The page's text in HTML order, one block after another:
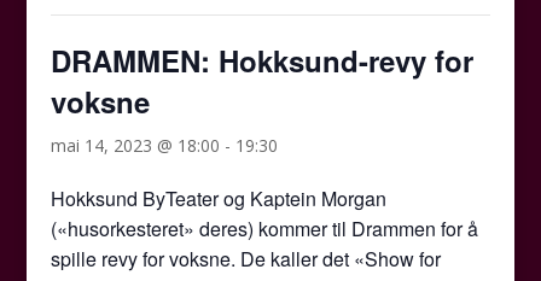
DRAMMEN: Hokksund-revy for
voksne
mai 14, 2023 @ 18:00 - 19:30
Hokksund ByTeater og Kaptein Morgan
(«husorkesteret» deres) kommer til Drammen for å
spille revy for voksne. De kaller det «Show for